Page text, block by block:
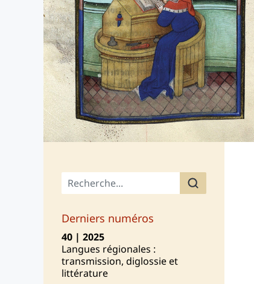
Menu principal
Derniers numéros
40 | 2025
Langues régionales :
transmission, diglossie et
littérature